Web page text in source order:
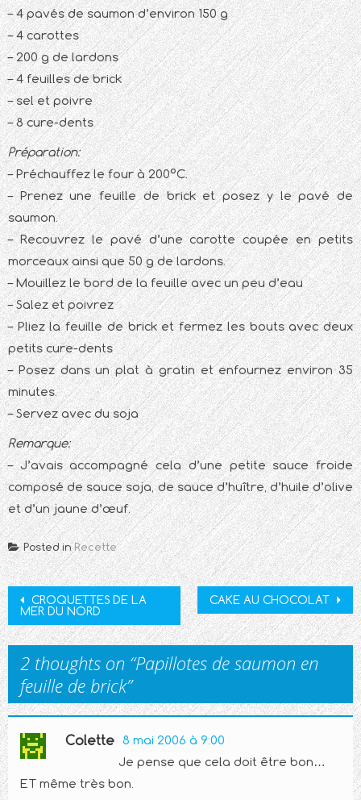
– 4 pavés de saumon d’environ 150 g
– 4 carottes
– 200 g de lardons
– 4 feuilles de brick
– sel et poivre
– 8 cure-dents
Préparation:
– Préchauffez le four à 200°C.
– Prenez une feuille de brick et posez y le pavé de
saumon.
– Recouvrez le pavé d’une carotte coupée en petits
morceaux ainsi que 50 g de lardons.
– Mouillez le bord de la feuille avec un peu d’eau
– Salez et poivrez
– Pliez la feuille de brick et fermez les bouts avec deux
petits cure-dents
– Posez dans un plat à gratin et enfournez environ 35
minutes.
– Servez avec du soja
Remarque:
– J’avais accompagné cela d’une petite sauce froide
composé de sauce soja, de sauce d’huître, d’huile d’olive
et d’un jaune d’œuf.
Posted inRecette
Post
navigation
CROQUETTES DE LA
MER DU NORD
CAKE AU CHOCOLAT
2 thoughts on “Papillotes de saumon en
feuille de brick”
Colette 8 mai 2006 à 9:00
Je pense que cela doit être bon…
ET même très bon.